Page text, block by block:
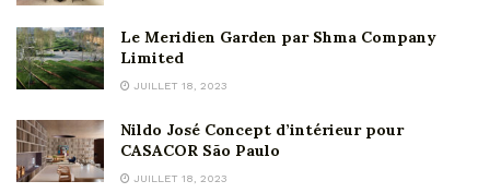
Le Meridien Garden par Shma Company
Limited
JUILLET 18, 2023
Nildo José Concept d’intérieur pour
CASACOR São Paulo
JUILLET 18, 2023